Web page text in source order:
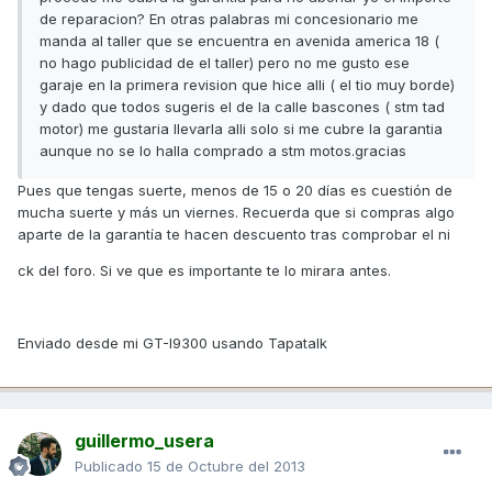
de reparacion? En otras palabras mi concesionario me
manda al taller que se encuentra en avenida america 18 (
no hago publicidad de el taller) pero no me gusto ese
garaje en la primera revision que hice alli ( el tio muy borde)
y dado que todos sugeris el de la calle bascones ( stm tad
motor) me gustaria llevarla alli solo si me cubre la garantia
aunque no se lo halla comprado a stm motos.gracias
Pues que tengas suerte, menos de 15 o 20 días es cuestión de
mucha suerte y más un viernes. Recuerda que si compras algo
aparte de la garantía te hacen descuento tras comprobar el ni
ck del foro. Si ve que es importante te lo mirara antes.
Enviado desde mi GT-I9300 usando Tapatalk
guillermo_usera
Publicado 15 de Octubre del 2013